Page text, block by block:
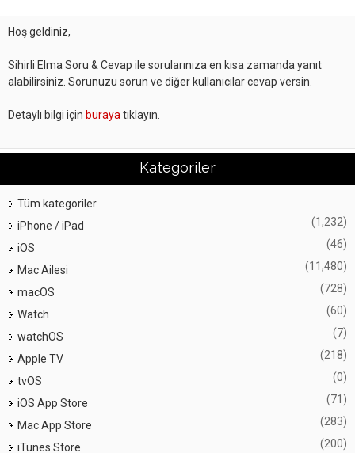
Hoş geldiniz,
Sihirli Elma Soru & Cevap ile sorularınıza en kısa zamanda yanıt
alabilirsiniz. Sorunuzu sorun ve diğer kullanıcılar cevap versin.
Detaylı bilgi için buraya tıklayın.
Kategoriler
Tüm kategoriler
iPhone / iPad
(1,232)
iOS (46)
Mac Ailesi (11,480)
macOS (728)
Watch (60)
watchOS (7)
Apple TV (218)
tvOS (0)
iOS App Store (71)
Mac App Store (283)
iTunes Store (200)